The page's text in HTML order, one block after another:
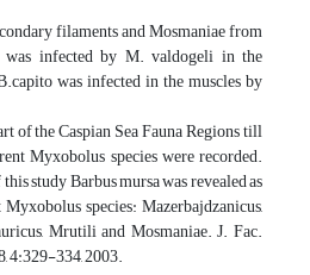
filaments and Mosmaniae from
infected by M. valdogeli in the
was infected in the muscles by
of the Caspian Sea Fauna Regions till
Myxobolus species were recorded.
study Barbus mursa was revealed as
species: Mazerbajdzanicus,
Mrutili and Mosmaniae. J. Fac.
4:329-334, 2003.